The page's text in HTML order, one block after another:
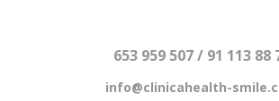
653 959 507 / 91 113 88
info@clinicahealth-